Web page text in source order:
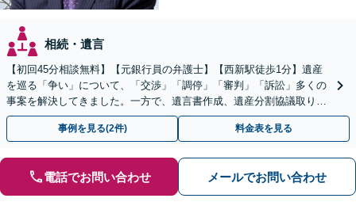
相続・遺言
【初回45分相談無料】【元銀行員の弁護士】【西新駅徒歩1分】遺産
を巡る「争い」について、「交渉」「調停」「審判」「訴訟」多くの
事案を解決してきました。一方で、遺言書作成、遺産分割協議取り纏
め、遺産の換価・名義変更等々の業務も大歓迎です。
事例を見る(2件) 料金表を見る
電話でお問い合わせ メールでお問い合わせ